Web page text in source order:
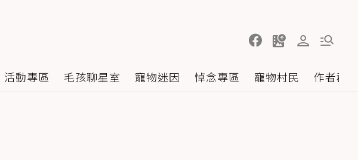
活動專區 毛孩聊星室 寵物迷因 悼念專區 寵物村民 作者群